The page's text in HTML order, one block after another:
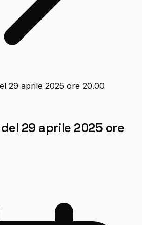
29 aprile 2025 ore 20.00
29 aprile 2025 ore